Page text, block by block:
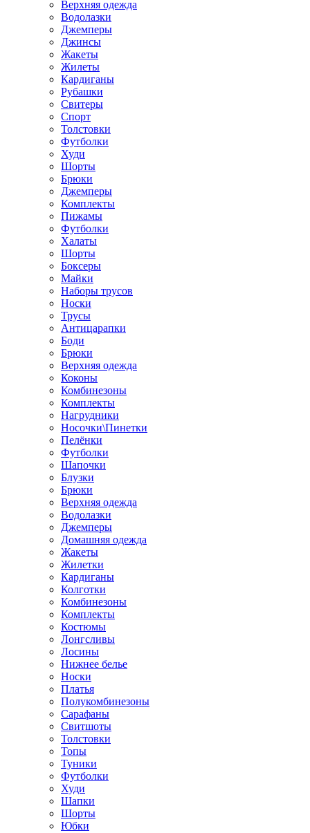
Верхняя одежда
Водолазки
Джемперы
Джинсы
Жакеты
Жилеты
Кардиганы
Рубашки
Свитеры
Спорт
Толстовки
Футболки
Худи
Шорты
Брюки
Джемперы
Комплекты
Пижамы
Футболки
Халаты
Шорты
Боксеры
Майки
Наборы трусов
Носки
Трусы
Антицарапки
Боди
Брюки
Верхняя одежда
Коконы
Комбинезоны
Комплекты
Нагрудники
Носочки\Пинетки
Пелёнки
Футболки
Шапочки
Блузки
Брюки
Верхняя одежда
Водолазки
Джемперы
Домашняя одежда
Жакеты
Жилетки
Кардиганы
Колготки
Комбинезоны
Комплекты
Костюмы
Лонгсливы
Лосины
Нижнее белье
Носки
Платья
Полукомбинезоны
Сарафаны
Свитшоты
Толстовки
Топы
Туники
Футболки
Худи
Шапки
Шорты
Юбки